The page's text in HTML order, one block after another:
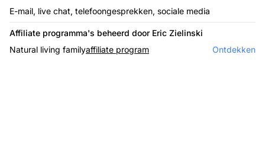
E-mail, live chat, telefoongesprekken, sociale media
Affiliate programma's beheerd door Eric Zielinski
Natural living familyaffiliate program Ontdekken